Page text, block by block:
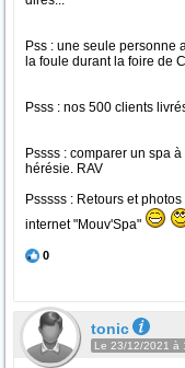
Pss : une seule personne
la foule durant la foire de
Psss : nos 500 clients
Pssss : comparer un spa
hérésie. RAV
Psssss : Retours et
internet "Mouv'Spa"
0
tonic
Le 23/12/2021 à